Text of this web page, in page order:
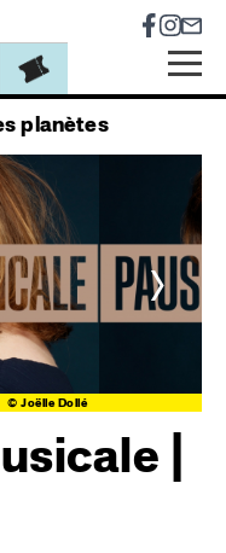
planètes
© Joëlle Dollé
>
|